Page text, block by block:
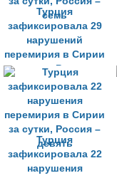
Турция
зафиксировала 29
нарушений
перемирия в Сирии
за сутки, Россия –
семь
Турция
зафиксировала 22
нарушения